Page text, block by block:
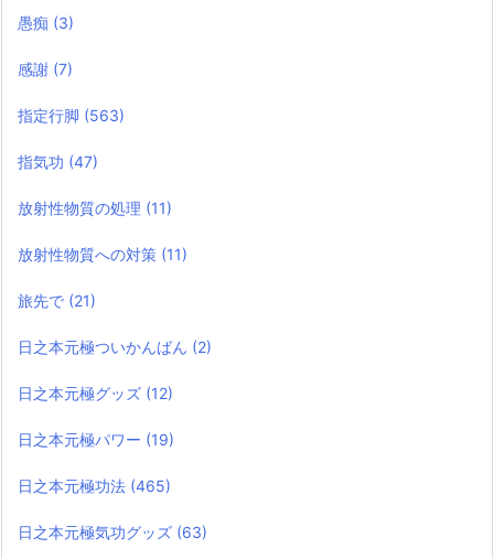
愚痴 (3)
感謝 (7)
指定行脚 (563)
指気功 (47)
放射性物質の処理 (11)
放射性物質への対策 (11)
旅先で (21)
日之本元極ついかんばん (2)
日之本元極グッズ (12)
日之本元極パワー (19)
日之本元極功法 (465)
日之本元極気功グッズ (63)